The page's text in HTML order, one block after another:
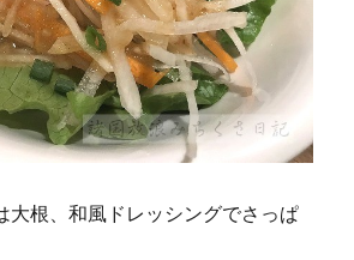
大根、和風ドレッシングでさっぱ